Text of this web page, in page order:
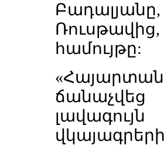
համույթը: